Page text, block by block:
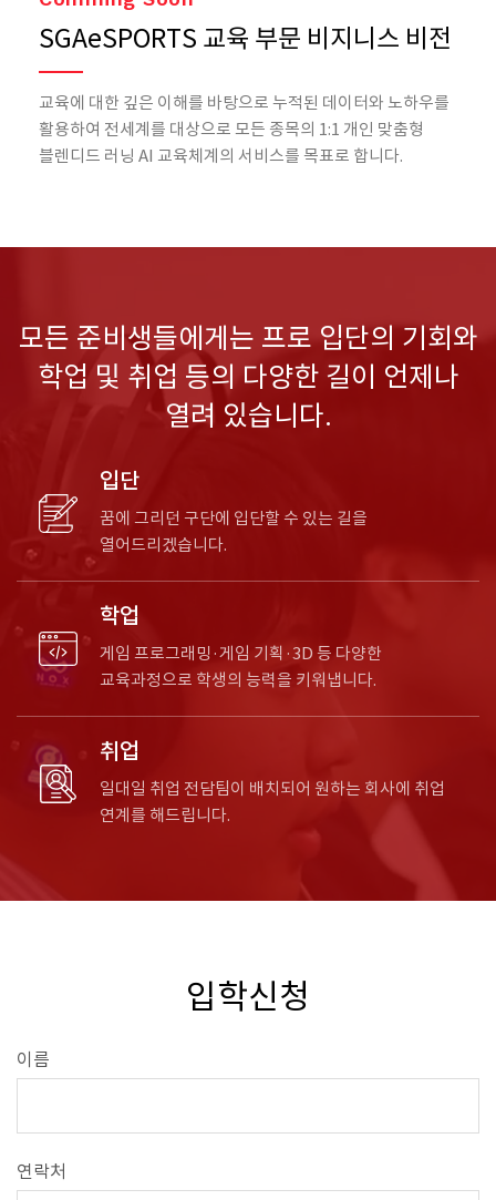
SGAeSPORTS 교육 부문 비지니스 비전
교육에 대한 깊은 이해를 바탕으로 누적된 데이터와 노하우를
활용하여 전세계를 대상으로 모든 종목의 1:1 개인 맞춤형
블렌디드 러닝 AI 교육체계의 서비스를 목표로 합니다.
모든 준비생들에게는 프로 입단의 기회와
학업 및 취업 등의 다양한 길이 언제나
열려 있습니다.
입단
꿈에 그리던 구단에 입단할 수 있는 길을
열어드리겠습니다.
학업
게임 프로그래밍·게임 기획·3D 등 다양한
교육과정으로 학생의 능력을 키워냅니다.
취업
일대일 취업 전담팀이 배치되어 원하는 회사에 취업
연계를 해드립니다.
입학신청
이름
연락처